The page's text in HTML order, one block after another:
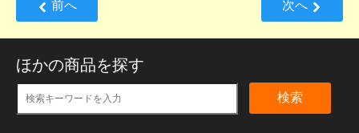
前へ 次へ
ほかの商品を探す
検索